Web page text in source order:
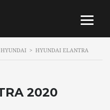
HYUNDAI > HYUNDAI ELANTRA
2020